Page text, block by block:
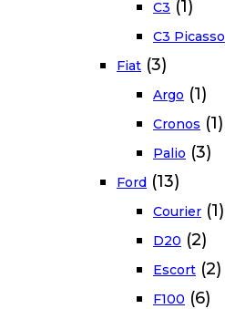
C3 (1)
C3 Picasso
Fiat (3)
Argo (1)
Cronos (1)
Palio (3)
Ford (13)
Courier (1)
D20 (2)
Escort (2)
F100 (6)